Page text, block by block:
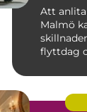
Att
Malmö
flyttdag